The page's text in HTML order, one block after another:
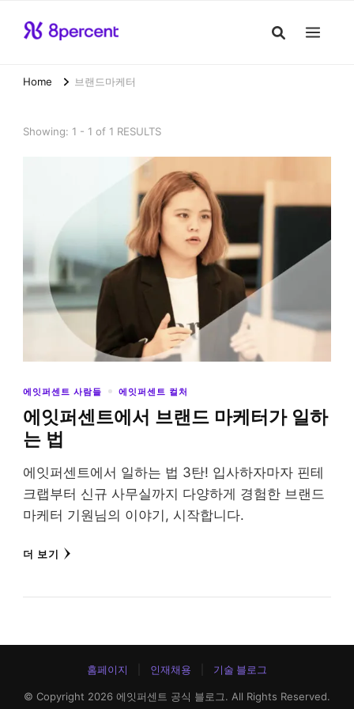
Home 브랜드마케터
Showing: 1 - 1 of 1 RESULTS
에잇퍼센트 사람들 에잇퍼센트 컬처
에잇퍼센트에서 브랜드 마케터가 일하
는 법
에잇퍼센트에서 일하는 법 3탄! 입사하자마자 핀테
크랩부터 신규 사무실까지 다양하게 경험한 브랜드
마케터 기원님의 이야기, 시작합니다.
더 보기
홈페이지 인재채용 기술 블로그
© Copyright 2026 에잇퍼센트 공식 블로그. All Rights Reserved.